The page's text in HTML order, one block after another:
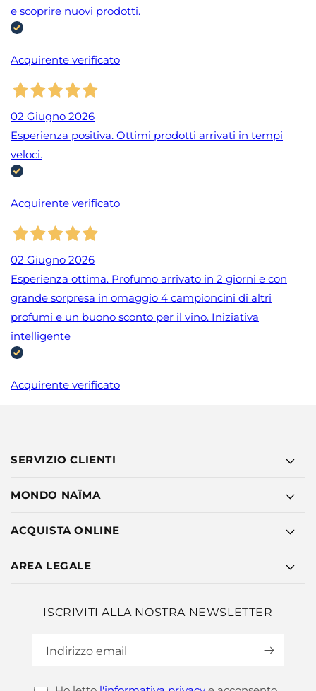
e scoprire nuovi prodotti.
Acquirente verificato
02 Giugno 2026
Esperienza positiva. Ottimi prodotti arrivati in tempi
veloci.
Acquirente verificato
02 Giugno 2026
Esperienza ottima. Profumo arrivato in 2 giorni e con
grande sorpresa in omaggio 4 campioncini di altri
profumi e un buono sconto per il vino. Iniziativa
intelligente
Acquirente verificato
SERVIZIO CLIENTI
MONDO NAÏMA
ACQUISTA ONLINE
AREA LEGALE
ISCRIVITI ALLA NOSTRA NEWSLETTER
Indirizzo email